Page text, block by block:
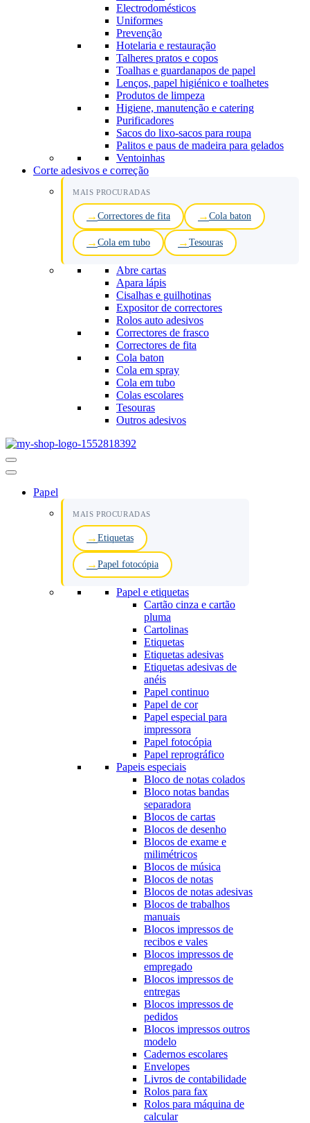
Electrodomésticos
Uniformes
Prevenção
Hotelaria e restauração
Talheres pratos e copos
Toalhas e guardanapos de papel
Lenços, papel higiénico e toalhetes
Produtos de limpeza
Higiene, manutenção e catering
Purificadores
Sacos do lixo-sacos para roupa
Palitos e paus de madeira para gelados
Ventoinhas
Corte adesivos e correção
MAIS PROCURADAS
Correctores de fita Cola baton
Cola em tubo Tesouras
Abre cartas
Apara lápis
Cisalhas e guilhotinas
Expositor de correctores
Rolos auto adesivos
Correctores de frasco
Correctores de fita
Cola baton
Cola em spray
Cola em tubo
Colas escolares
Tesouras
Outros adesivos
Menu
de
Papel
MAIS PROCURADAS
Etiquetas
Papel fotocópia
Papel e etiquetas
Cartão cinza e cartão
pluma
Cartolinas
Etiquetas
Etiquetas adesivas
Etiquetas adesivas de
anéis
Papel continuo
Papel de cor
Papel especial para
impressora
Papel fotocópia
Papel reprográfico
Papeis especiais
Bloco de notas colados
Bloco notas bandas
separadora
Blocos de cartas
Blocos de desenho
Blocos de exame e
milimétricos
Blocos de música
Blocos de notas
Blocos de notas adesivas
Blocos de trabalhos
manuais
Blocos impressos de
recibos e vales
Blocos impressos de
empregado
Blocos impressos de
entregas
Blocos impressos de
pedidos
Blocos impressos outros
modelo
Cadernos escolares
Envelopes
Livros de contabilidade
Rolos para fax
Rolos para máquina de
calcular